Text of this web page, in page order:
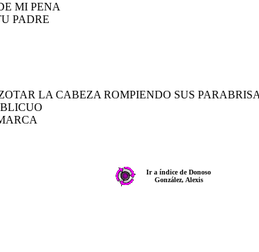
MI PENA
PADRE
LA CABEZA ROMPIENDO SUS
Ir a índice de Donoso
González, Alexis